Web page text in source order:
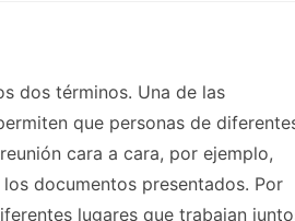
dos términos. Una de las
que personas de
cara a cara, por ejemplo,
documentos presentados. Por
lugares que trabajan